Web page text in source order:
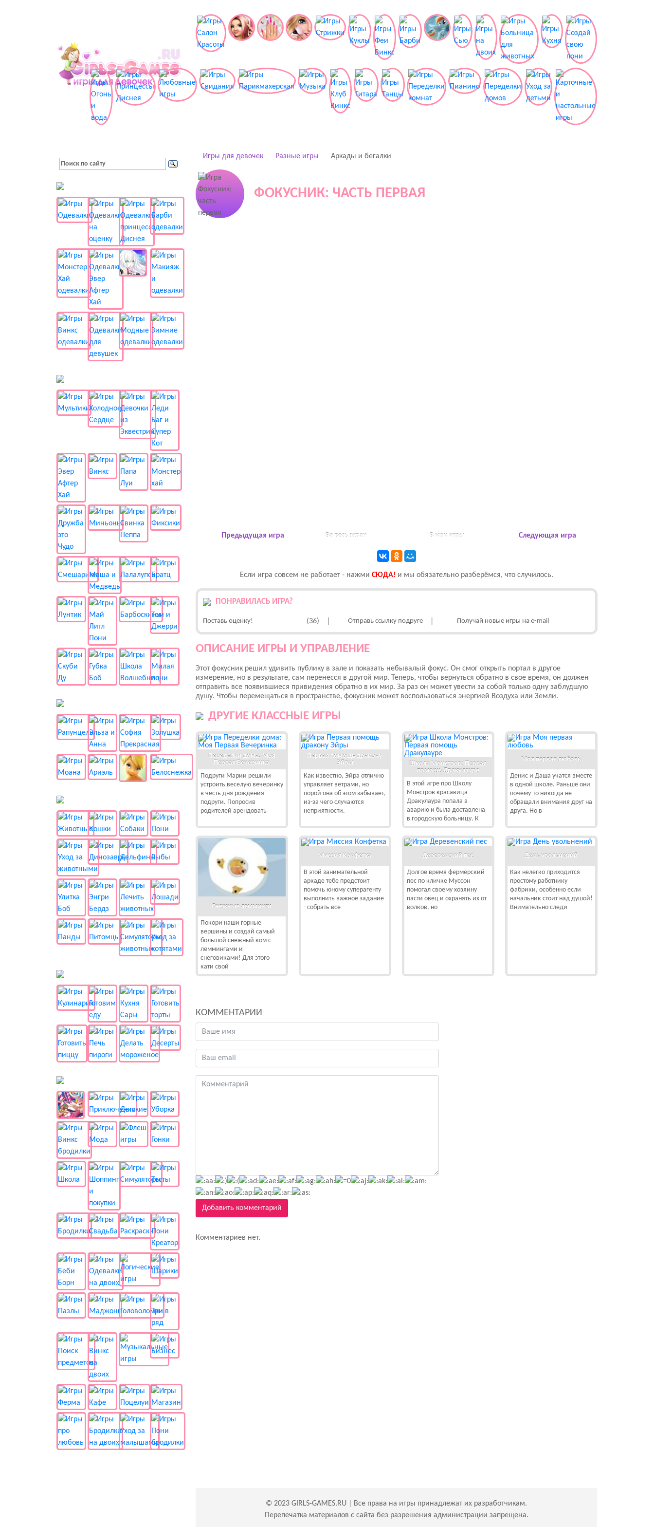
Игры для девочек Разные игры Аркады и бегалки
ФОКУСНИК: ЧАСТЬ ПЕРВАЯ
Предыдущая игра Во весь экран В мои игры Следующая игра
Если игра совсем не работает - нажми CЮДА! и мы обязательно разберёмся, что случилось.
ПОНРАВИЛАСЬ ИГРА?
Поставь оценку! (36) Отправь ссылку подруге Получай новые игры на e-mail
ОПИСАНИЕ ИГРЫ И УПРАВЛЕНИЕ
Этот фокусник решил удивить публику в зале и показать небывалый фокус. Он смог открыть портал в другое
измерение, но в результате, сам перенесся в другой мир. Теперь, чтобы вернуться обратно в свое время, он должен
отправить все появившиеся привидения обратно в их мир. За раз он может увести за собой только одну заблудшую
душу. Чтобы перемещаться в пространстве, фокусник может воспользоваться энергией Воздуха или Земли.
ДРУГИЕ КЛАССНЫЕ ИГРЫ
Переделки дома: Моя
Первая Вечеринка
Подруги Марии решили
устроить веселую вечеринку
в честь дня рождения
подруги. Попросив
родителей арендовать
Первая помощь дракону
Эйры
Как известно, Эйра отлично
управляет ветрами, но
порой она об этом забывает,
из-за чего случаются
неприятности.
Школа Монстров: Первая
помощь Дракулауре
В этой игре про Школу
Монстров красавица
Дракулаура попала в
аварию и была доставлена
в городскую больницу. К
Моя первая любовь
Денис и Даша учатся вместе
в одной школе. Раньше они
почему-то никогда не
обращали внимания друг на
друга. Но в
Снежные лемминги
Покори наши горные
вершины и создай самый
большой снежный ком с
леммингами и
снеговиками! Для этого
кати свой
Миссия Конфетка
В этой занимательной
аркаде тебе предстоит
помочь юному суперагенту
выполнить важное задание
- собрать все
Деревенский пес
Долгое время фермерский
пес по кличке Муссон
помогал своему хозяину
пасти овец и охранять их от
волков, но
День увольнений
Как нелегко приходится
простому работнику
фабрики, особенно если
начальник стоит над душой!
Внимательно следи
КОММЕНТАРИИ
Добавить комментарий
Комментариев нет.
© 2023 GIRLS-GAMES.RU | Все права на игры принадлежат их разработчикам.
Перепечатка материалов с сайта без разрешения администрации запрещена.